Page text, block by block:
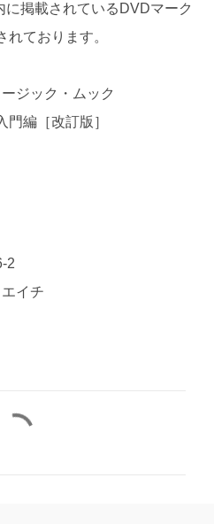
掲載されているDVDマーク
ております。
ジック・ムック
編［改訂版］
2
イチ